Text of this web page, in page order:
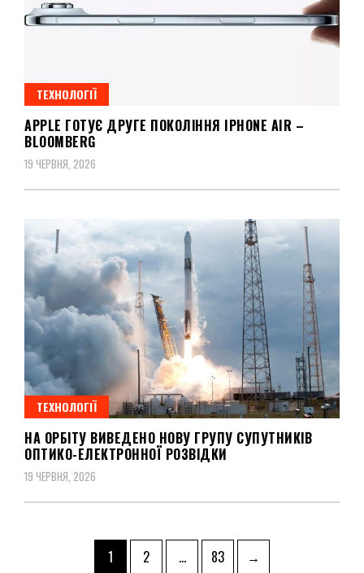
ТЕХНОЛОГІЇ
APPLE ГОТУЄ ДРУГЕ ПОКОЛІННЯ IPHONE AIR –
BLOOMBERG
19 ЧЕРВНЯ, 2026
ТЕХНОЛОГІЇ
НА ОРБІТУ ВИВЕДЕНО НОВУ ГРУПУ СУПУТНИКІВ
ОПТИКО-ЕЛЕКТРОННОЇ РОЗВІДКИ
19 ЧЕРВНЯ, 2026
Page
1 Page
2 … Page
83 →